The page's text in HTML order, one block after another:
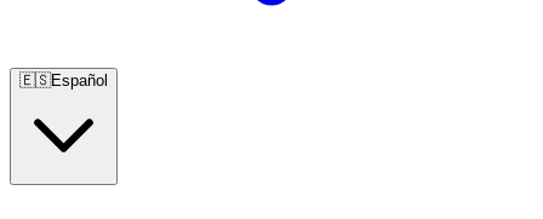
🇪🇸Español